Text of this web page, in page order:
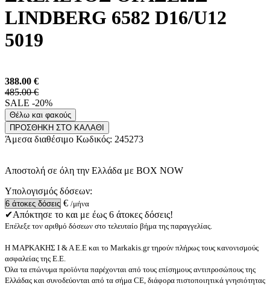
LINDBERG 6582 D16/U12
5019
388.00 €
485.00 €
SALE -20%
Θέλω και φακούς
ΠΡΟΣΘΗΚΗ ΣΤΟ ΚΑΛΑΘΙ
Άμεσα διαθέσιμο Κωδικός: 245273
Αποστολή σε όλη την Ελλάδα με BOX NOW
Υπολογισμός δόσεων:
€ /μήνα
✔Απόκτησε το και με έως 6 άτοκες δόσεις!
Επέλεξε τον αριθμό δόσεων στο τελευταίο βήμα της παραγγελίας.
Η ΜΑΡΚΑΚΗΣ Ι & Α Ε.Ε και το Markakis.gr τηρούν πλήρως τους κανονισμούς
ασφαλείας της Ε.Ε.
Όλα τα επώνυμα προϊόντα παρέχονται από τους επίσημους αντιπροσώπους της
Ελλάδας και συνοδεύονται από τα σήμα CE, διάφορα πιστοποιητικά γνησιότητας